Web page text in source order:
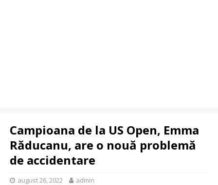
Campioana de la US Open, Emma
Răducanu, are o nouă problemă
de accidentare
august 26, 2022 admin